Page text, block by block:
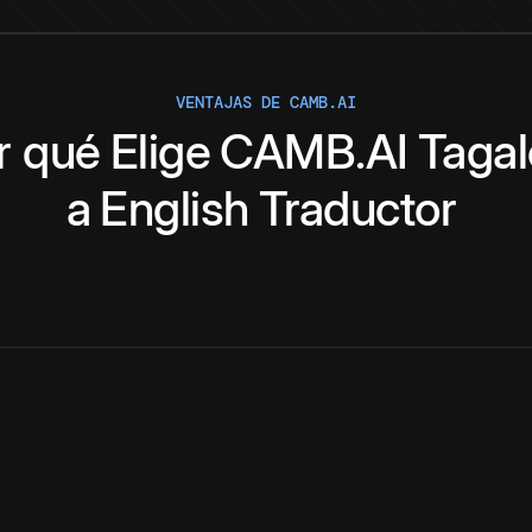
VENTAJAS DE CAMB.AI
qué EligeCAMB.AI
a English Traductor